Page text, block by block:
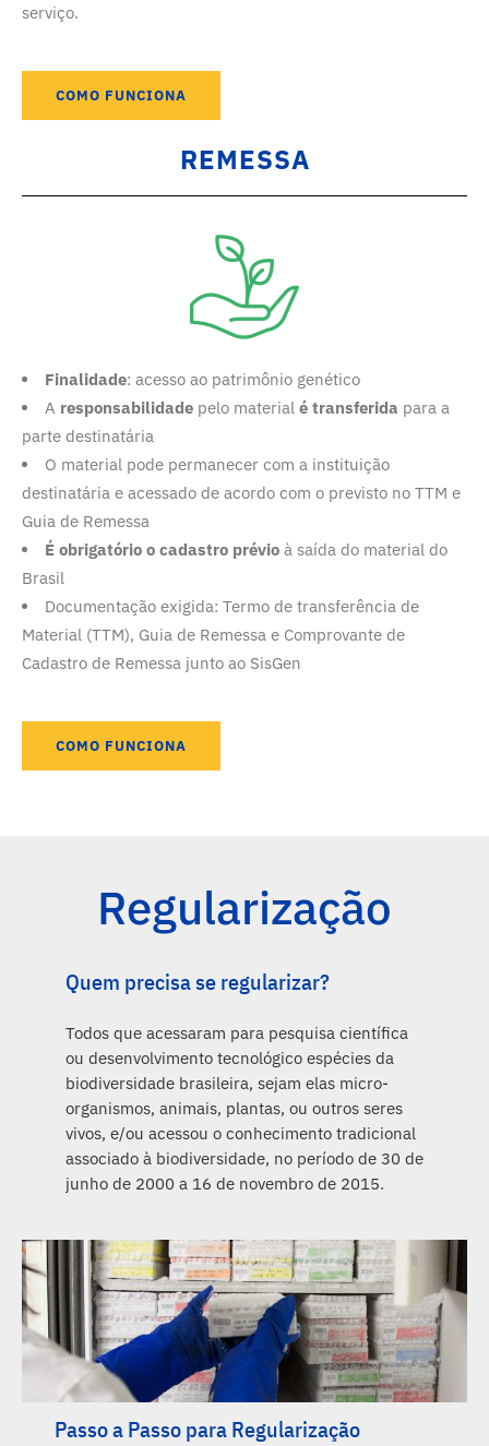
serviço.
COMO FUNCIONA
REMESSA
Finalidade: acesso ao patrimônio genético
A responsabilidade pelo material é transferida para a
parte destinatária
O material pode permanecer com a instituição
destinatária e acessado de acordo com o previsto no TTM e
Guia de Remessa
É obrigatório o cadastro prévio à saída do material do
Brasil
Documentação exigida: Termo de transferência de
Material (TTM), Guia de Remessa e Comprovante de
Cadastro de Remessa junto ao SisGen
COMO FUNCIONA
Regularização
Quem precisa se regularizar?
Todos que acessaram para pesquisa científica
ou desenvolvimento tecnológico espécies da
biodiversidade brasileira, sejam elas micro-
organismos, animais, plantas, ou outros seres
vivos, e/ou acessou o conhecimento tradicional
associado à biodiversidade, no período de 30 de
junho de 2000 a 16 de novembro de 2015.
Passo a Passo para Regularização